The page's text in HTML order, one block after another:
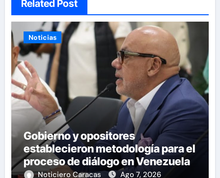
Related Post
Noticias
Gobierno y opositores
establecieron metodología para el
proceso de diálogo en Venezuela
Noticiero Caracas Ago 7, 2026